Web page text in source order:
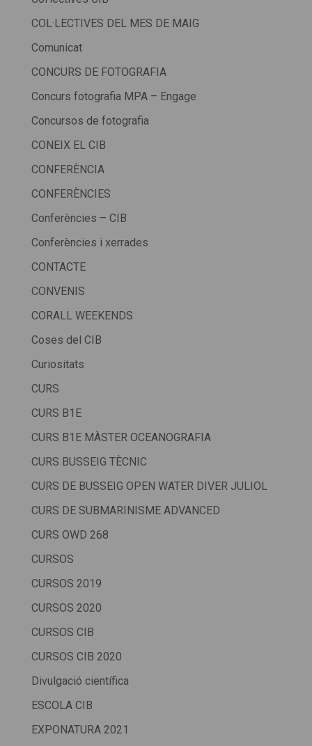
COL·LECTIVES DEL MES DE MAIG
Comunicat
CONCURS DE FOTOGRAFIA
Concurs fotografia MPA – Engage
Concursos de fotografia
CONEIX EL CIB
CONFERÈNCIA
CONFERÈNCIES
Conferències – CIB
Conferències i xerrades
CONTACTE
CONVENIS
CORALL WEEKENDS
Coses del CIB
Curiositats
CURS
CURS B1E
CURS B1E MÀSTER OCEANOGRAFIA
CURS BUSSEIG TÈCNIC
CURS DE BUSSEIG OPEN WATER DIVER JULIOL
CURS DE SUBMARINISME ADVANCED
CURS OWD 268
CURSOS
CURSOS 2019
CURSOS 2020
CURSOS CIB
CURSOS CIB 2020
Divulgació científica
ESCOLA CIB
EXPONATURA 2021